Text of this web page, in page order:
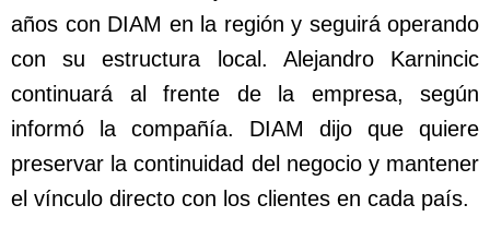
años con DIAM en la región y seguirá operando
con su estructura local. Alejandro Karnincic
continuará al frente de la empresa, según
informó la compañía. DIAM dijo que quiere
preservar la continuidad del negocio y mantener
el vínculo directo con los clientes en cada país.